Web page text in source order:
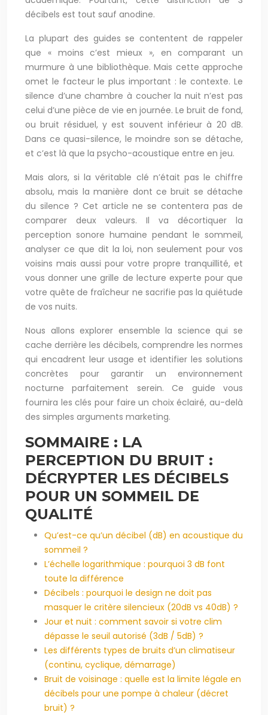
décibels est tout sauf anodine.
La plupart des guides se contentent de rappeler
que « moins c’est mieux », en comparant un
murmure à une bibliothèque. Mais cette approche
omet le facteur le plus important : le contexte. Le
silence d’une chambre à coucher la nuit n’est pas
celui d’une pièce de vie en journée. Le bruit de fond,
ou bruit résiduel, y est souvent inférieur à 20 dB.
Dans ce quasi-silence, le moindre son se détache,
et c’est là que la psycho-acoustique entre en jeu.
Mais alors, si la véritable clé n’était pas le chiffre
absolu, mais la manière dont ce bruit se détache
du silence ? Cet article ne se contentera pas de
comparer deux valeurs. Il va décortiquer la
perception sonore humaine pendant le sommeil,
analyser ce que dit la loi, non seulement pour vos
voisins mais aussi pour votre propre tranquillité, et
vous donner une grille de lecture experte pour que
votre quête de fraîcheur ne sacrifie pas la quiétude
de vos nuits.
Nous allons explorer ensemble la science qui se
cache derrière les décibels, comprendre les normes
qui encadrent leur usage et identifier les solutions
concrètes pour garantir un environnement
nocturne parfaitement serein. Ce guide vous
fournira les clés pour faire un choix éclairé, au-delà
des simples arguments marketing.
SOMMAIRE : LA
PERCEPTION DU BRUIT :
DÉCRYPTER LES DÉCIBELS
POUR UN SOMMEIL DE
QUALITÉ
Qu’est-ce qu’un décibel (dB) en acoustique du
sommeil ?
L’échelle logarithmique : pourquoi 3 dB font
toute la différence
Décibels : pourquoi le design ne doit pas
masquer le critère silencieux (20dB vs 40dB) ?
Jour et nuit : comment savoir si votre clim
dépasse le seuil autorisé (3dB / 5dB) ?
Les différents types de bruits d’un climatiseur
(continu, cyclique, démarrage)
Bruit de voisinage : quelle est la limite légale en
décibels pour une pompe à chaleur (décret
bruit) ?